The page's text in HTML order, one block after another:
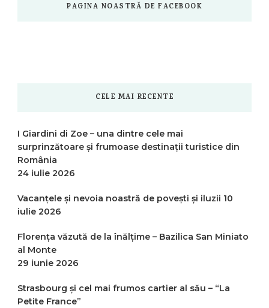
PAGINA NOASTRĂ DE FACEBOOK
CELE MAI RECENTE
I Giardini di Zoe – una dintre cele mai
surprinzătoare și frumoase destinații turistice din
România
24 iulie 2026
Vacanțele și nevoia noastră de povești și iluzii 10
iulie 2026
Florența văzută de la înălțime – Bazilica San Miniato
al Monte
29 iunie 2026
Strasbourg și cel mai frumos cartier al său – “La
Petite France”